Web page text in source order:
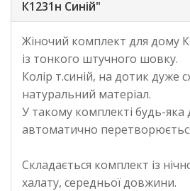
К1231н Синій"
Жіночий комплект для дому
із тонкого штучного шовку.
Колір т.синій, на дотик дуже
натуральний матеріал.
У такому комплекті будь-яка
автоматично
Складається комплект із
халату, середньої довжини.